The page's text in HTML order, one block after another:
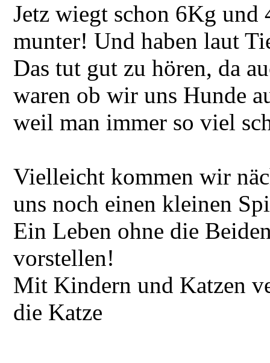
Jetz wiegt schon 6Kg
munter! Und haben laut
Das tut gut zu hören, da
waren ob wir uns Hunde
weil man immer so viel
Vielleicht kommen wir
uns noch einen kleinen
Ein Leben ohne die
vorstellen!
Mit Kindern und Katzen
die Katze